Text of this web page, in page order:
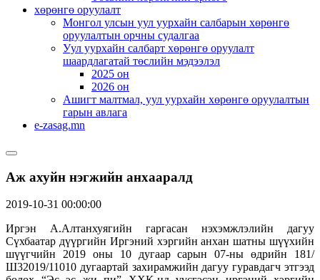
хөрөнгө оруулалт
Монгол улсын уул уурхайн салбарын хөрөнгө
оруулалтын орчны судалгаа
Уул уурхайн салбарт хөрөнгө оруулалт
шаардлагатай төслийн мэдээлэл
2025 он
2026 он
Ашигт малтмал, уул уурхайн хөрөнгө оруулалтын
гарын авлага
e-zasag.mn
Аж ахуйн нэгжийн анхааралд
2019-10-31 00:00:00
Иргэн А.Алтанхуягийн гаргасан нэхэмжлэлийн дагуу
Сүхбаатар дүүргийн Иргэний хэргийн анхан шатны шүүхийн
шүүгчийн 2019 оны 10 дугаар сарын 07-ны өдрийн 181/
Ш32019/11010 дугаартай захирамжийн дагуу гуравдагч этгээд